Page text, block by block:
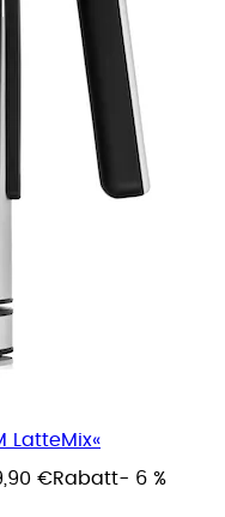
LatteMix«
€Rabatt- 6 %